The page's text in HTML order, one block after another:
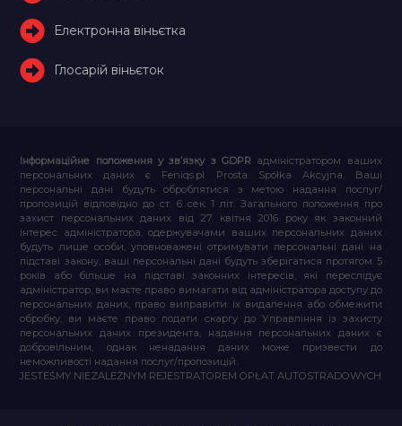
Електронна віньєтка
Глосарій віньєток
Інформаційне положення у зв’язку з GDPR адміністратором ваших
персональних даних є Feniqs.pl Prosta Spółka Akcyjna. Ваші
персональні дані будуть оброблятися з метою надання послуг/
пропозицій відповідно до ст. 6 сек. 1 літ. Загального положення про
захист персональних даних від 27 квітня 2016 року як законний
інтерес адміністратора, одержувачами ваших персональних даних
будуть лише особи, уповноважені отримувати персональні дані на
підставі закону, ваші персональні дані будуть зберігатися протягом 5
років або більше на підставі законних інтересів, які переслідує
адміністратор, ви маєте право вимагати від адміністратора доступу до
персональних даних, право виправити їх видалення або обмежити
обробку, ви маєте право подати скаргу до Управління із захисту
персональних даних президента, надання персональних даних є
добровільним, однак ненадання даних може призвести до
неможливості надання послуг/пропозицій.
JESTEŚMY NIEZALEŻNYM REJESTRATOREM OPŁAT AUTOSTRADOWYCH